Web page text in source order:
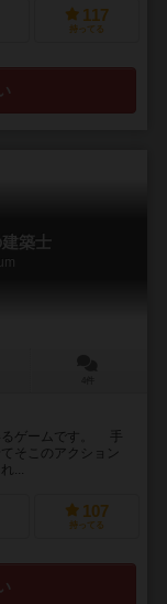
117
持ってる
築士
るゲームです。 手
そこのアクション
...
107
持ってる